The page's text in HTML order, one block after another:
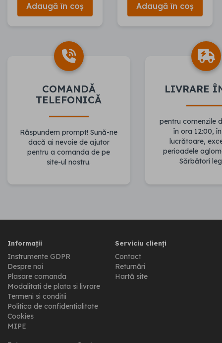
Adaugă în coș Adaugă în coș
COMANDĂ
TELEFONICĂ
Răspundem prompt! Sună-ne
dacă ai nevoie de ajutor
pentru a comanda de pe
site-ul nostru.
LIVRARE
pentru comenzile
în ora 12:00,
lucrătoare,
perioadele
Sărbători
Informații
Instrumente GDPR
Despre noi
Plasare comanda
Modalitati de plata si livrare
Termeni si conditii
Politica de confidentialitate
Cookies
MIPE
Serviciu clienți
Contact
Returnări
Hartă site